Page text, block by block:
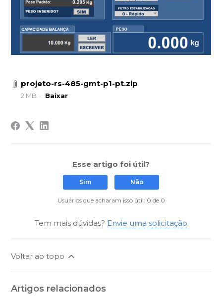
projeto-rs-485-gmt-p1-pt.zip
2 MB Baixar
Esse artigo foi útil?
Sim Não
Usuários que acharam isso útil: 0 de 0
Tem mais dúvidas? Envie uma solicitação
Voltar ao topo
Artigos relacionados